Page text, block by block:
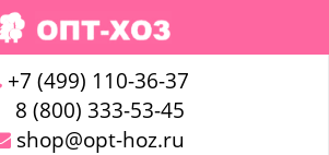
+7 (499) 110-36-37
8 (800) 333-53-45
shop@opt-hoz.ru